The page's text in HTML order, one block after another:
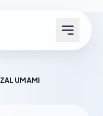
UMAMI